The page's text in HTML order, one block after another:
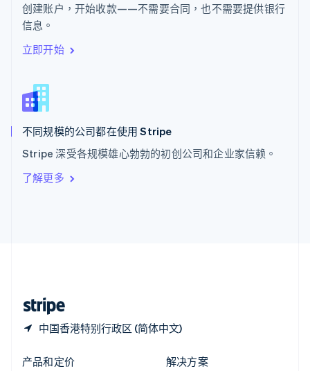
创建账户，开始收款——不需要合同，也不需要提供银行
信息。
立即开始
不同规模的公司都在使用 Stripe
Stripe 深受各规模雄心勃勃的初创公司和企业家信赖。
了解更多
中国香港特别行政区 (简体中文)
English
西班牙
Español
新加坡
新西兰
English
匈牙利
English
ItalianoEnglish
印度
English
产品和定价
解决方案